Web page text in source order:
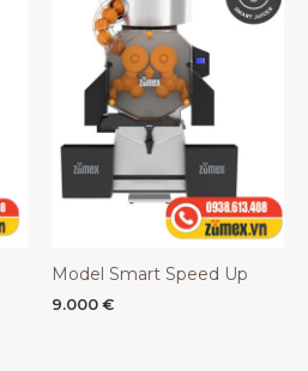
Model Smart Speed Up
9.000 €